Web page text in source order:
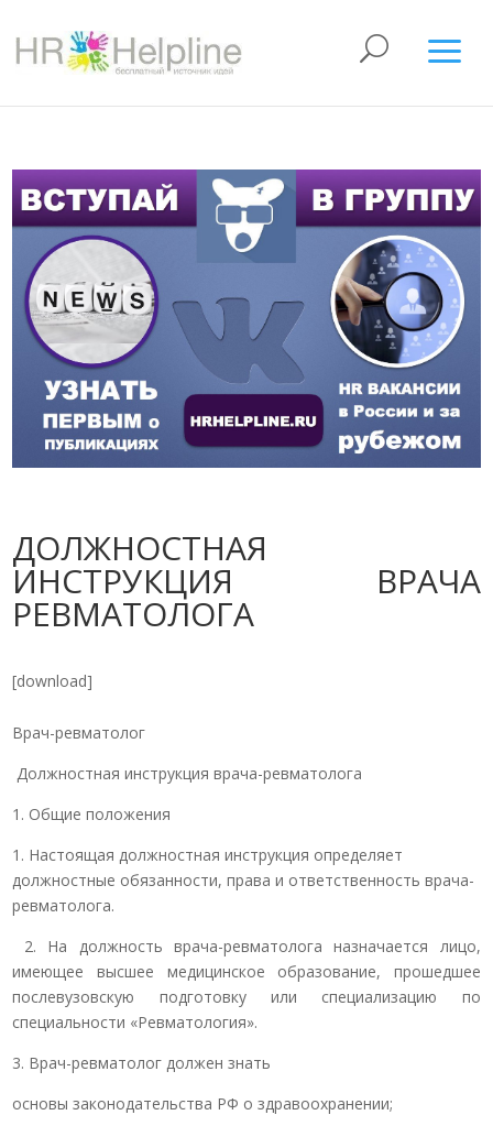
ДОЛЖНОСТНАЯ
ИНСТРУКЦИЯ ВРАЧА
РЕВМАТОЛОГА
[download]
Врач-ревматолог
Должностная инструкция врача-ревматолога
1. Общие положения
1. Настоящая должностная инструкция определяет
должностные обязанности, права и ответственность врача-
ревматолога.
2. На должность врача-ревматолога назначается лицо,
имеющее высшее медицинское образование, прошедшее
послевузовскую подготовку или специализацию по
специальности «Ревматология».
3. Врач-ревматолог должен знать
основы законодательства РФ о здравоохранении;